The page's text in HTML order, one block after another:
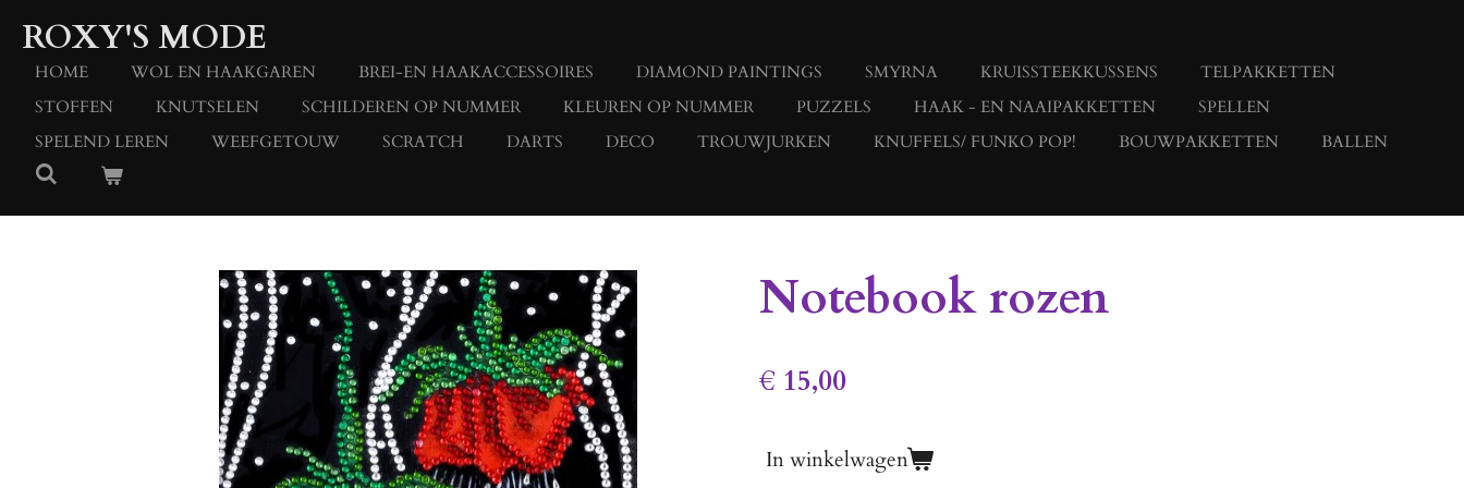
Ga
direct
naar
hoofdinhoud
ROXY'S MODE
HOME WOL EN HAAKGAREN BREI-EN HAAKACCESSOIRES DIAMOND PAINTINGS SMYRNA KRUISSTEEKKUSSENS
TELPAKKETTEN
STOFFEN
KNUTSELEN SCHILDEREN OP NUMMER KLEUREN OP NUMMER PUZZELS HAAK - EN NAAIPAKKETTEN
SPELLEN
SPELEND LEREN
WEEFGETOUW SCRATCH DARTS DECO TROUWJURKEN KNUFFELS/ FUNKO POP! BOUWPAKKETTEN BALLEN
Notebook rozen
€ 15,00
In winkelwagen